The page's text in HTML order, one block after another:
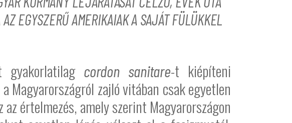
EGYSZERŰ AMERIKAIAK A SAJÁT FÜLÜKKEL
gyakorlatilag cordon sanitare-t kiépíteni
Magyarországról zajló vitában csak egyetlen
értelmezés, amely szerint Magyarországon